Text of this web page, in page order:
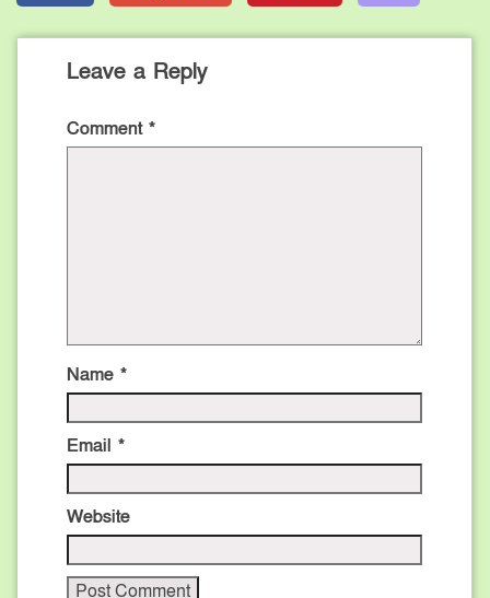
Leave a Reply
Comment *
Name *
Email *
Website